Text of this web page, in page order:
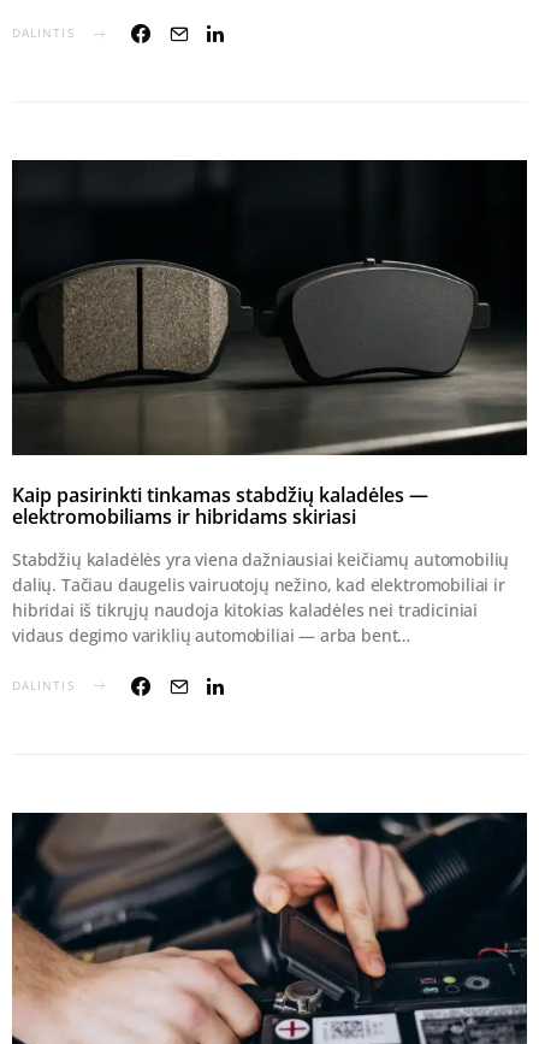
DALINTIS
Kaip pasirinkti tinkamas stabdžių kaladėles —
elektromobiliams ir hibridams skiriasi
Stabdžių kaladėlės yra viena dažniausiai keičiamų automobilių
dalių. Tačiau daugelis vairuotojų nežino, kad elektromobiliai ir
hibridai iš tikrųjų naudoja kitokias kaladėles nei tradiciniai
vidaus degimo variklių automobiliai — arba bent…
DALINTIS